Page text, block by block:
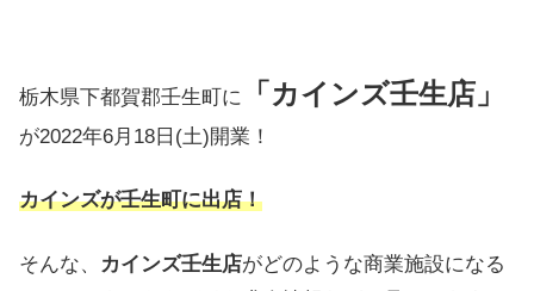
栃木県下都賀郡壬生町に 「カインズ壬生店」
が2022年6月18日(土)開業！
カインズが壬生町に出店！
そんな、 カインズ壬生店がどのような商業施設になる